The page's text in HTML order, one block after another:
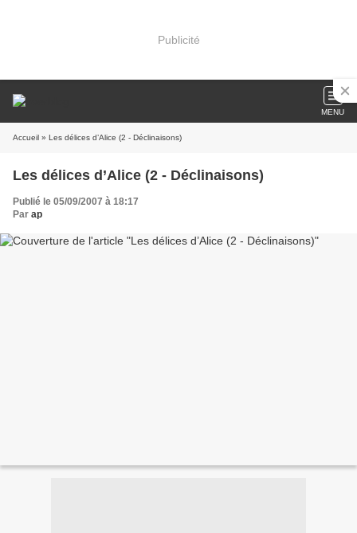
Publicité
MENU
Accueil » Les délices d’Alice (2 - Déclinaisons)
Les délices d’Alice (2 - Déclinaisons)
Publié le 05/09/2007 à 18:17
Par ap